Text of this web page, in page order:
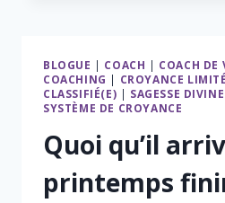
RÉSIDE
EN
TOI
BLOGUE | COACH | COACH DE
COACHING | CROYANCE
CLASSIFIÉ(E) | SAGESSE DIVINE
SYSTÈME DE CROYANCE
Quoi qu’il
printemps